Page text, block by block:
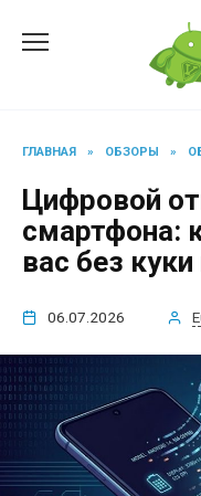
ГЛАВНАЯ » ОБЗОРЫ »
Цифровой
смартфона:
вас без куки
06.07.2026